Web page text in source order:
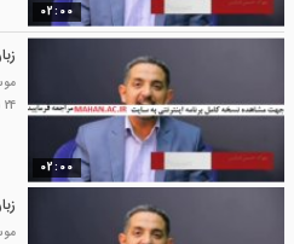
02:00
02:00
24 نمایش